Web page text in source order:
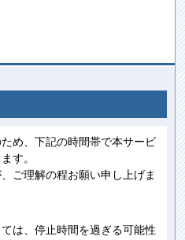
め、下記の時間帯で本サービ
す。
ご理解の程お願い申し上げま
は、停止時間を過ぎる可能性